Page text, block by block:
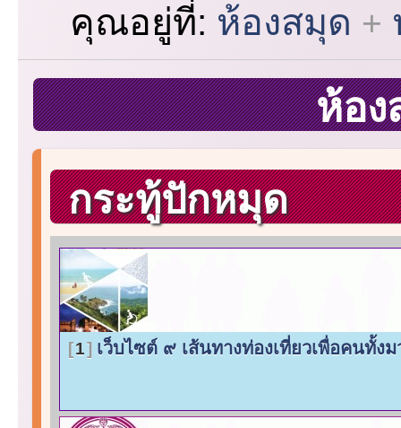
คุณอยู่ที่: ห้องสมุด
ห้อ
กระทู้ปักหมุด
1 เว็บไซต์ ๙ เส้นทางท่องเที่ยวเพื่อคนทั้ง